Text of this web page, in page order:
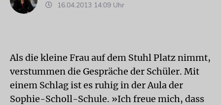
16.04.2013 14:09 Uhr
Als die kleine Frau auf dem Stuhl Platz nimmt,
verstummen die Gespräche der Schüler. Mit
einem Schlag ist es ruhig in der Aula der
Sophie-Scholl-Schule. »Ich freue mich, dass